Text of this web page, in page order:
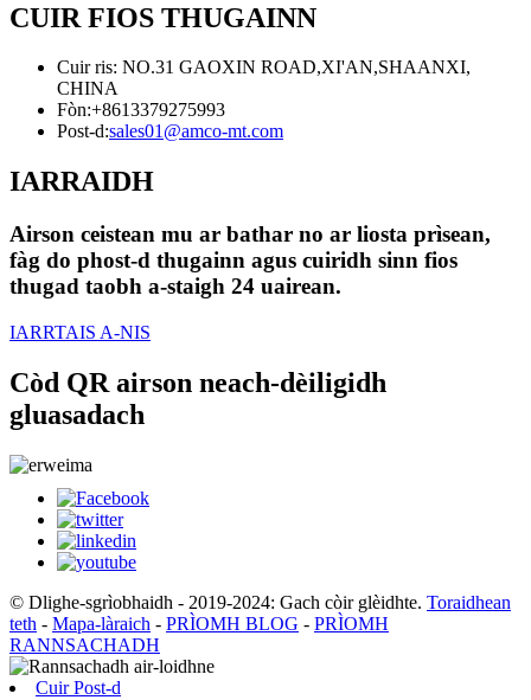
CUIR FIOS THUGAINN
Cuir ris: NO.31 GAOXIN ROAD,XI'AN,SHAANXI,
CHINA
Fòn:+8613379275993
Post-d:sales01@amco-mt.com
IARRAIDH
Airson ceistean mu ar bathar no ar liosta prìsean,
fàg do phost-d thugainn agus cuiridh sinn fios
thugad taobh a-staigh 24 uairean.
IARRTAIS A-NIS
Còd QR airson neach-dèiligidh
gluasadach
© Dlighe-sgrìobhaidh - 2019-2024: Gach còir glèidhte. Toraidhean
teth - Mapa-làraich - PRÌOMH BLOG - PRÌOMH
RANNSACHADH
Cuir Post-d